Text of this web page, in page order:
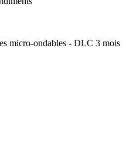
micro-ondables - DLC 3 mois